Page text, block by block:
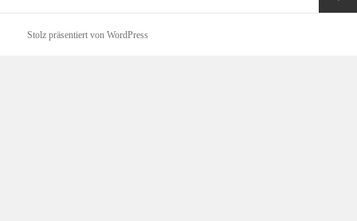
Stolz präsentiert von WordPress